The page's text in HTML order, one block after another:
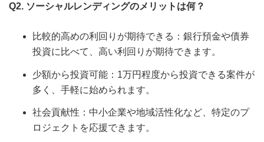
Q2. ソーシャルレンディングのメリットは何？
比較的高めの利回りが期待できる：銀行預金や債券
投資に比べて、高い利回りが期待できます。
少額から投資可能：1万円程度から投資できる案件が
多く、手軽に始められます。
社会貢献性：中小企業や地域活性化など、特定のプ
ロジェクトを応援できます。